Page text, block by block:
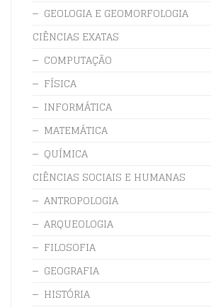
GEOLOGIA E GEOMORFOLOGIA
CIÊNCIAS EXATAS
COMPUTAÇÃO
FÍSICA
INFORMÁTICA
MATEMÁTICA
QUÍMICA
CIÊNCIAS SOCIAIS E HUMANAS
ANTROPOLOGIA
ARQUEOLOGIA
FILOSOFIA
GEOGRAFIA
HISTÓRIA